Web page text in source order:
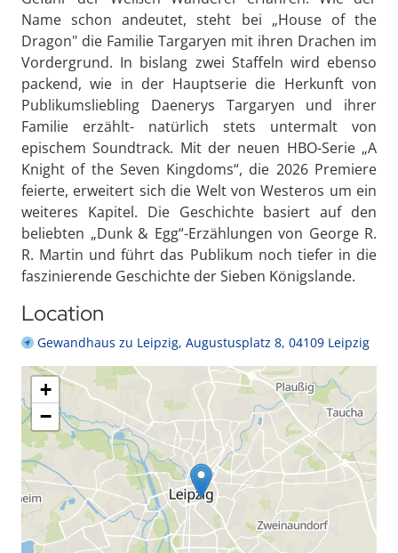
Name schon andeutet, steht bei „House of the
Dragon" die Familie Targaryen mit ihren Drachen im
Vordergrund. In bislang zwei Staffeln wird ebenso
packend, wie in der Hauptserie die Herkunft von
Publikumsliebling Daenerys Targaryen und ihrer
Familie erzählt- natürlich stets untermalt von
epischem Soundtrack. Mit der neuen HBO-Serie „A
Knight of the Seven Kingdoms“, die 2026 Premiere
feierte, erweitert sich die Welt von Westeros um ein
weiteres Kapitel. Die Geschichte basiert auf den
beliebten „Dunk & Egg“-Erzählungen von George R.
R. Martin und führt das Publikum noch tiefer in die
faszinierende Geschichte der Sieben Königslande.
Location
Gewandhaus zu Leipzig, Augustusplatz 8, 04109 Leipzig
+
−